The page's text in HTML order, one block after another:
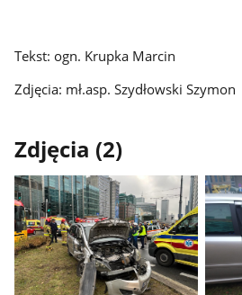
Tekst: ogn. Krupka Marcin
Zdjęcia: mł.asp. Szydłowski Szymon
Zdjęcia (2)